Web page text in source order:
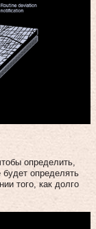
определить,
определять
того, как долго